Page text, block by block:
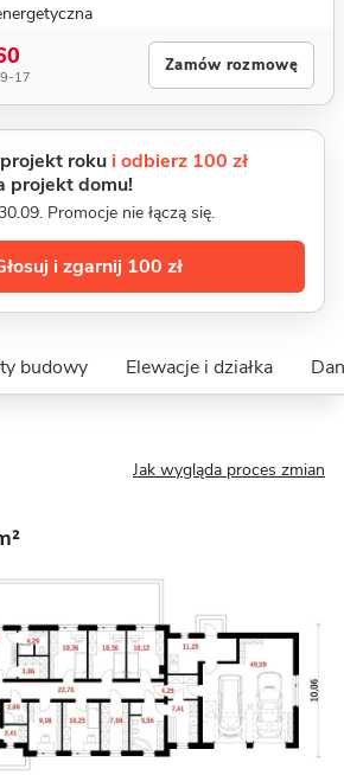
17
Zamów rozmowę
roku i odbierz 100 zł
projekt domu!
Promocje nie łączą się.
i zgarnij 100 zł
budowy Elewacje i działka
Jak wygląda proces zmian